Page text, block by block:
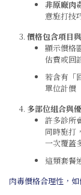
非原廠肉
意施打技
價格包含項目
顯示價格
估費或回
若含有「
單位計價
多部位組合與
許多診所
同時施打
一次覆蓋
這類套餐
肉毒價格合理性，如